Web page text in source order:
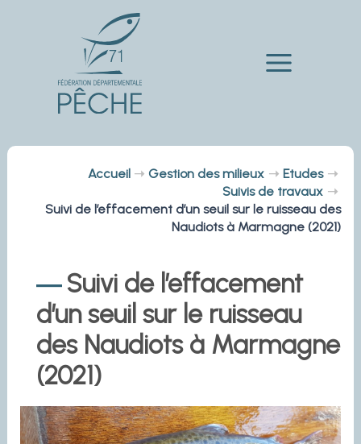
Main
Accueil Gestion des milieux
Etudes
Suivis de travaux
Suivi de l’effacement d’un seuil sur le ruisseau des
Naudiots à Marmagne (2021)
Suivi de l’effacement
d’un seuil sur le ruisseau
des Naudiots à Marmagne
(2021)